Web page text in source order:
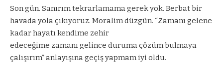
Son gün. Sanırım tekrarlamama gerek yok. Berbat bir
havada yola çıkıyoruz. Moralim düzgün. “Zamanı gelene
kadar hayatı kendime zehir
edeceğime zamanı gelince duruma çözüm bulmaya
çalışırım” anlayışına geçiş yapmam iyi oldu.